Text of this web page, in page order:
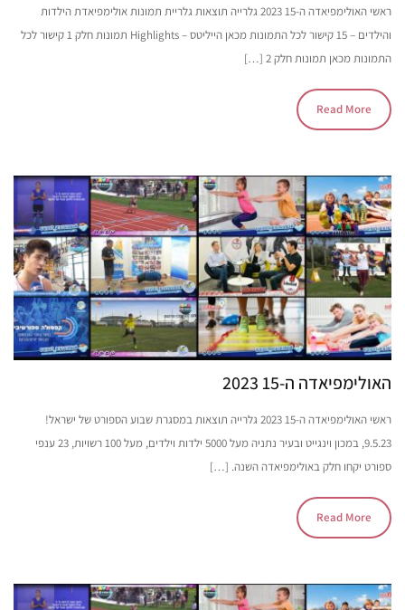
ראשי האולימפיאדה ה-15 2023 גלרייה תוצאות גלריית תמונות אולימפיאדת הילדות
והילדים – 15 קישור לכל התמונות מכאן הייליטס – Highlights תמונות חלק 1 קישור לכל
התמונות מכאן תמונות חלק 2 […]
Read More
האולימפיאדה ה-15 2023
ראשי האולימפיאדה ה-15 2023 גלרייה תוצאות במסגרת שבוע הספורט של ישראל!
9.5.23, במכון וינגייט ובעיר נתניה מעל 5000 ילדות וילדים, מעל 100 רשויות, 23 ענפי
ספורט יקחו חלק באולימפיאדה השנה. […]
Read More